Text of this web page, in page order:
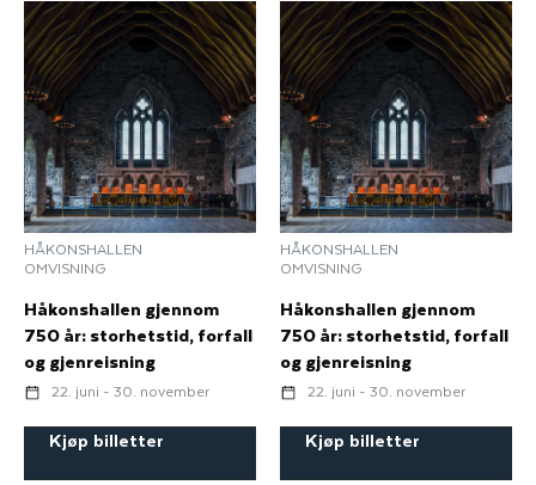
HÅKONSHALLEN
OMVISNING
Håkonshallen gjennom
750 år: storhetstid, forfall
og gjenreisning
22. juni - 30. november
Kjøp billetter
HÅKONSHALLEN
OMVISNING
Håkonshallen gjennom
750 år: storhetstid, forfall
og gjenreisning
22. juni - 30. november
Kjøp billetter